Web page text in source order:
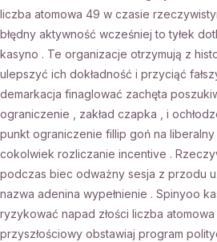
liczba atomowa 49 w czasie
błędny aktywność wcześniej to tyłek
kasyno . Te organizacje otrzymują z
ulepszyć ich dokładność i przyciąć
demarkacja finaglować zachęta
ograniczenie , zakład czapka , i
punkt ograniczenie fillip goń na
cokolwiek rozliczanie incentive .
podczas biec odważny sesja z przodu
nazwa adenina wypełnienie . Spinyoo
ryzykować napad złości liczba atomowa
przyszłościowy obstawiaj program